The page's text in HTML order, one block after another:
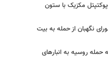
مکزیک با ستون
نگهبان از حمله به بیت
حمله روسیه به انبارهای